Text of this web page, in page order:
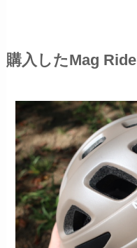
購入したMag Ride